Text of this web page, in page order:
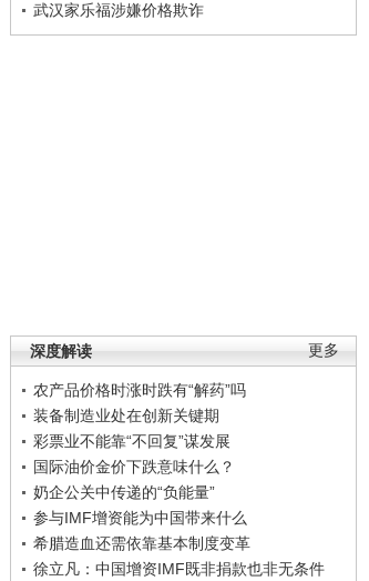
武汉家乐福涉嫌价格欺诈
更多
深度解读
农产品价格时涨时跌有“解药”吗
装备制造业处在创新关键期
彩票业不能靠“不回复”谋发展
国际油价金价下跌意味什么？
奶企公关中传递的“负能量”
参与IMF增资能为中国带来什么
希腊造血还需依靠基本制度变革
徐立凡：中国增资IMF既非捐款也非无条件